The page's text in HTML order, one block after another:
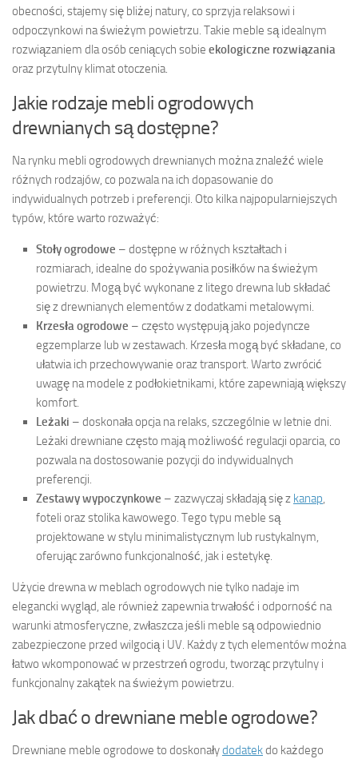
obecności, stajemy się bliżej natury, co sprzyja relaksowi i
odpoczynkowi na świeżym powietrzu. Takie meble są idealnym
rozwiązaniem dla osób ceniących sobie ekologiczne rozwiązania
oraz przytulny klimat otoczenia.
Jakie rodzaje mebli ogrodowych
drewnianych są dostępne?
Na rynku mebli ogrodowych drewnianych można znaleźć wiele
różnych rodzajów, co pozwala na ich dopasowanie do
indywidualnych potrzeb i preferencji. Oto kilka najpopularniejszych
typów, które warto rozważyć:
Stoły ogrodowe – dostępne w różnych kształtach i
rozmiarach, idealne do spożywania posiłków na świeżym
powietrzu. Mogą być wykonane z litego drewna lub składać
się z drewnianych elementów z dodatkami metalowymi.
Krzesła ogrodowe – często występują jako pojedyncze
egzemplarze lub w zestawach. Krzesła mogą być składane, co
ułatwia ich przechowywanie oraz transport. Warto zwrócić
uwagę na modele z podłokietnikami, które zapewniają większy
komfort.
Leżaki – doskonała opcja na relaks, szczególnie w letnie dni.
Leżaki drewniane często mają możliwość regulacji oparcia, co
pozwala na dostosowanie pozycji do indywidualnych
preferencji.
Zestawy wypoczynkowe – zazwyczaj składają się z kanap,
foteli oraz stolika kawowego. Tego typu meble są
projektowane w stylu minimalistycznym lub rustykalnym,
oferując zarówno funkcjonalność, jak i estetykę.
Użycie drewna w meblach ogrodowych nie tylko nadaje im
elegancki wygląd, ale również zapewnia trwałość i odporność na
warunki atmosferyczne, zwłaszcza jeśli meble są odpowiednio
zabezpieczone przed wilgocią i UV. Każdy z tych elementów można
łatwo wkomponować w przestrzeń ogrodu, tworząc przytulny i
funkcjonalny zakątek na świeżym powietrzu.
Jak dbać o drewniane meble ogrodowe?
Drewniane meble ogrodowe to doskonałydodatekdo każdego